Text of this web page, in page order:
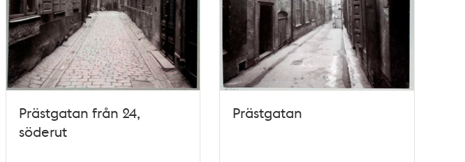
Prästgatan från 24,
söderut
Prästgatan